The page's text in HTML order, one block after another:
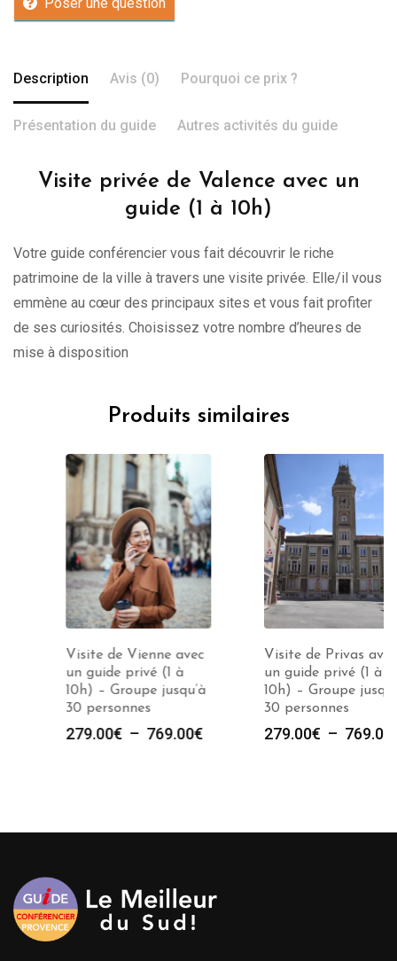
Description Avis (0) Pourquoi ce prix ?
Présentation du guide Autres activités du guide
Visite privée de Valence avec un
guide (1 à 10h)
Votre guide conférencier vous fait découvrir le riche
patrimoine de la ville à travers une visite privée. Elle/il vous
emmène au cœur des principaux sites et vous fait profiter
de ses curiosités. Choisissez votre nombre d’heures de
mise à disposition
Produits similaires
Visite de Vienne avec
un guide privé (1 à
10h) – Groupe jusqu’à
30 personnes
279.00€–769.00€Plage
769.00€
Visite de Privas avec
un guide privé (1 à
10h) – Groupe jusqu’à
30 personnes
279.00€–769.00€